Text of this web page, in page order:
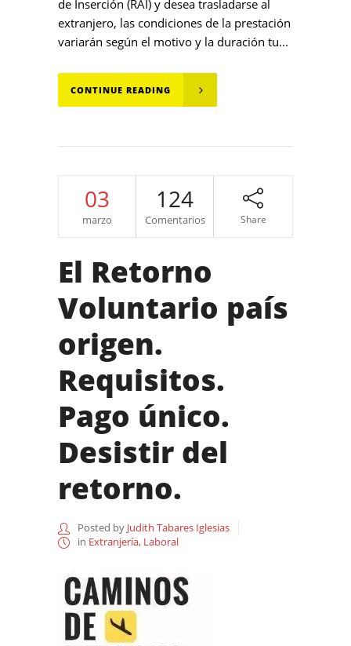
de Inserción (RAI) y desea trasladarse al
extranjero, las condiciones de la prestación
variarán según el motivo y la duración tu...
CONTINUE READING
03
marzo
124
Comentarios Share
El Retorno
Voluntario país
origen.
Requisitos.
Pago único.
Desistir del
retorno.
Posted by Judith Tabares Iglesias
in Extranjería, Laboral